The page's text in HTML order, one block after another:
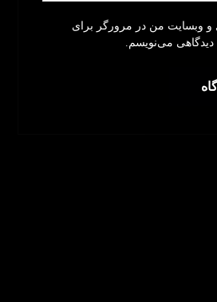
و وبسایت من در مرورگر برای
دیدگاهی می‌نویسم.